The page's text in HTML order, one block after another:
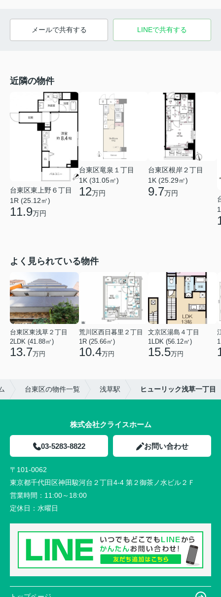
メールで共有する LINEで共有する
近隣の物件
台東区東上野６丁目
1R (25.12㎡)
11.9万円
台東区竜泉１丁目
1K (31.05㎡)
12万円
台東区根岸２丁目
1K (25.29㎡)
9.7万円
よく見られている物件
台東区東浅草２丁目
2LDK (41.88㎡)
13.7万円
荒川区西日暮里２丁目
1R (25.66㎡)
10.4万円
文京区湯島４丁目
1LDK (56.12㎡)
15.5万円
台東区の物件一覧 浅草駅 ヒューリック浅草一丁目
株式会社クライスホーム
03-5283-8822 お問い合わせ
〒101-0062
東京都千代田区神田駿河台２丁目4-4 第２御茶ノ水ビル２Ｆ
営業時間： 11:00～18:00
定休日： 水曜日